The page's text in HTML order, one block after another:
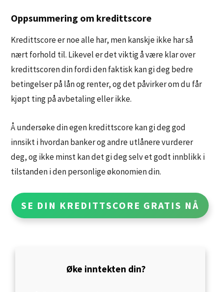
Oppsummering om kredittscore
Kredittscore er noe alle har, men kanskje ikke har så
nært forhold til. Likevel er det viktig å være klar over
kredittscoren din fordi den faktisk kan gi deg bedre
betingelser på lån og renter, og det påvirker om du får
kjøpt ting på avbetaling eller ikke.
Å undersøke din egen kredittscore kan gi deg god
innsikt i hvordan banker og andre utlånere vurderer
deg, og ikke minst kan det gi deg selv et godt innblikk i
tilstanden i den personlige økonomien din.
SE DIN KREDITTSCORE GRATIS NÅ
Øke inntekten din?